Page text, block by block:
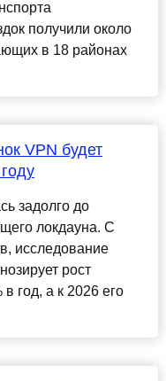
получили около
в 18 районах
VPN будет
задолго до
локдауна. С
исследование
рост
год, а к 2026 его